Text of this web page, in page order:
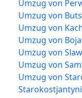
Umzug von
Umzug von
Umzug von
Umzug von
Umzug von
Umzug von
Umzug von